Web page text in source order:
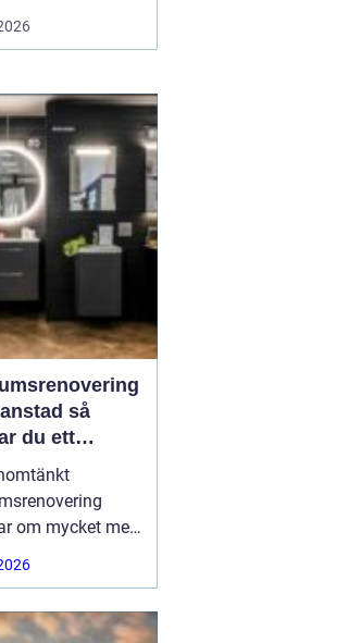
handlar det inte
utseende, utan
från fukt,
onödigt dyra
Många
i Jönköping
därför frågan:
så
du ett
och
badrum
om mycket mer
och inredning.
lösningar,
teknik och